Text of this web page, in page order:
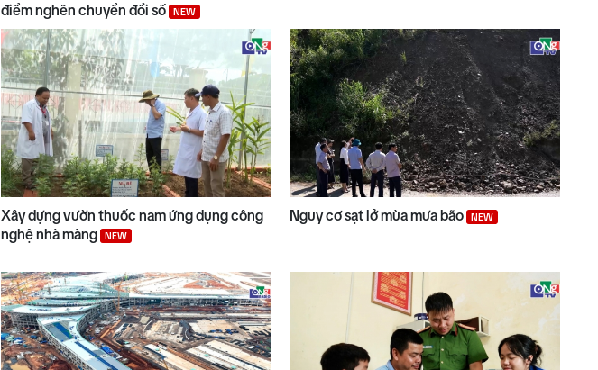
điểm nghẽn chuyển đổi số
NEW
Xây dựng vườn thuốc nam ứng dụng công
nghệ nhà màng
NEW
Nguy cơ sạt lở mùa mưa bão NEW